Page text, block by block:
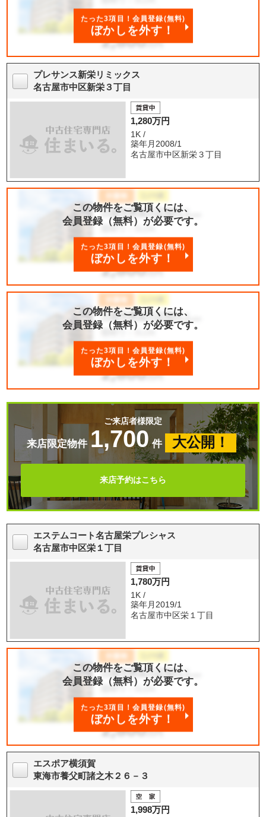
たった3項目！会員登録(無料)
ぼかしを外す！
プレサンス新栄リミックス
名古屋市中区新栄３丁目
1,280万円
1K /
築年月2008/1
名古屋市中区新栄３丁目
この物件をご覧頂くには、
会員登録（無料）が必要です。
たった3項目！会員登録(無料)
ぼかしを外す！
この物件をご覧頂くには、
会員登録（無料）が必要です。
たった3項目！会員登録(無料)
ぼかしを外す！
ご来店者様限定
来店限定物件 1,700 件 大公開！
来店予約はこちら
エステムコート名古屋栄プレシャス
名古屋市中区栄１丁目
1,780万円
1K /
築年月2019/1
名古屋市中区栄１丁目
この物件をご覧頂くには、
会員登録（無料）が必要です。
たった3項目！会員登録(無料)
ぼかしを外す！
エスポア横須賀
東海市養父町諸之木２６－３
1,998万円